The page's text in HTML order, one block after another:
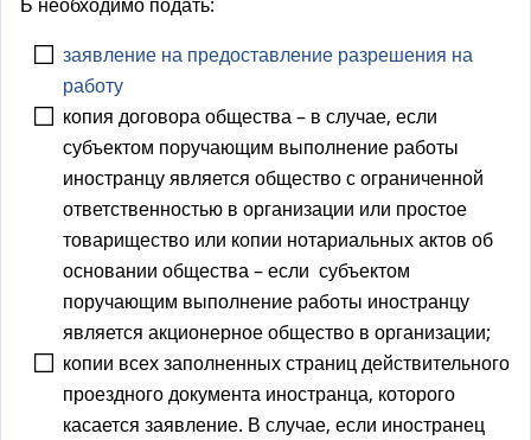
Б необходимо подать:
заявление на предоставление разрешения на
работу
копия договора общества – в случае, если
субъектом поручающим выполнение работы
иностранцу является общество с ограниченной
ответственностью в организации или простое
товарищество или копии нотариальных актов об
основании общества – если субъектом
поручающим выполнение работы иностранцу
является акционерное общество в организации;
копии всех заполненных страниц действительного
проездного документа иностранца, которого
касается заявление. В случае, если иностранец